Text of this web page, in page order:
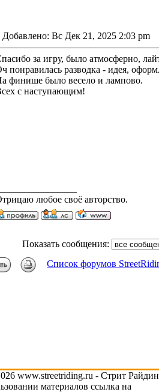
Добавлено: Вс Дек 21, 2025 2:03 pm
за игру, было атмосферно,
понравилась разводка - идея,
финише было весело и лампово.
с наступающим!
любое своё авторство.
Показать сообщения:
Список форумов
www.streetriding.ru - Стрит
материалов ссылка на